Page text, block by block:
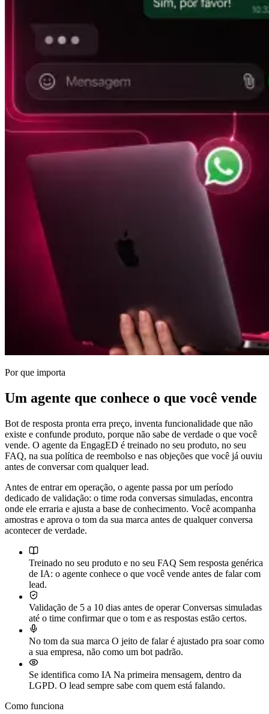
Por que importa
Um agente que conhece o que você vende
Bot de resposta pronta erra preço, inventa funcionalidade que não
existe e confunde produto, porque não sabe de verdade o que você
vende. O agente da EngagED é treinado no seu produto, no seu
FAQ, na sua política de reembolso e nas objeções que você já ouviu
antes de conversar com qualquer lead.
Antes de entrar em operação, o agente passa por um período
dedicado de validação: o time roda conversas simuladas, encontra
onde ele erraria e ajusta a base de conhecimento. Você acompanha
amostras e aprova o tom da sua marca antes de qualquer conversa
acontecer de verdade.
Treinado no seu produto e no seu FAQ Sem resposta genérica
de IA: o agente conhece o que você vende antes de falar com
lead.
Validação de 5 a 10 dias antes de operar Conversas simuladas
até o time confirmar que o tom e as respostas estão certos.
No tom da sua marca O jeito de falar é ajustado pra soar como
a sua empresa, não como um bot padrão.
Se identifica como IA Na primeira mensagem, dentro da
LGPD. O lead sempre sabe com quem está falando.
Como funciona